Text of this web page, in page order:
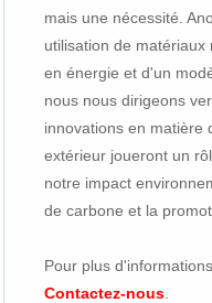
mais une nécessité.
utilisation de
en énergie et d'un
nous nous dirigeons
innovations en matière
extérieur joueront un
notre impact
de carbone et la
Pour plus
Contactez-nous